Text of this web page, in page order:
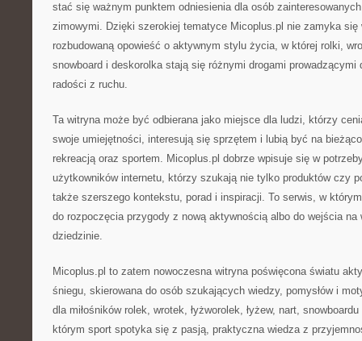
stać się ważnym punktem odniesienia dla osób
zimowymi. Dzięki szerokiej tematyce Micoplus.pl nie zamyka się
rozbudowaną opowieść o aktywnym stylu życia, w której rolki,
snowboard i deskorolka stają się różnymi drogami prowadzącymi
radości z ruchu.
Ta witryna może być odbierana jako miejsce dla ludzi, którzy
swoje umiejętności, interesują się sprzętem i lubią być na
rekreacją oraz sportem. Micoplus.pl dobrze wpisuje się w
użytkowników internetu, którzy szukają nie tylko produktów czy
także szerszego kontekstu, porad i inspiracji. To serwis, w
do rozpoczęcia przygody z nową aktywnością albo do wejścia
dziedzinie.
Micoplus.pl to zatem nowoczesna witryna poświęcona światu
śniegu, skierowana do osób szukających wiedzy, pomysłów i
dla miłośników rolek, wrotek, łyżworolek, łyżew, nart,
którym sport spotyka się z pasją, praktyczna wiedza z